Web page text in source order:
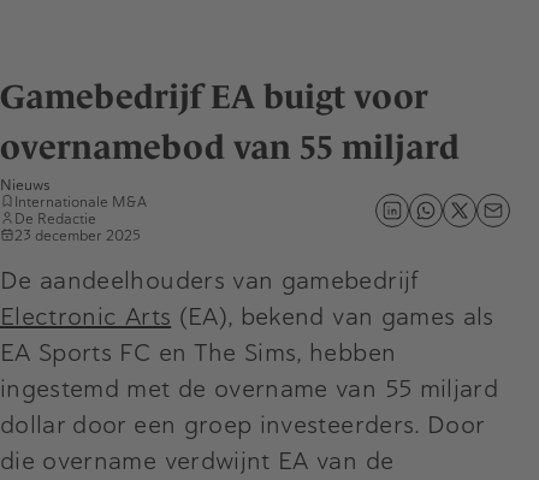
Gamebedrijf EA buigt voor
overnamebod van 55 miljard
Nieuws
Internationale M&A
De Redactie
23 december 2025
De aandeelhouders van gamebedrijf
Electronic Arts (EA), bekend van games als
EA Sports FC en The Sims, hebben
ingestemd met de overname van 55 miljard
dollar door een groep investeerders. Door
die overname verdwijnt EA van de